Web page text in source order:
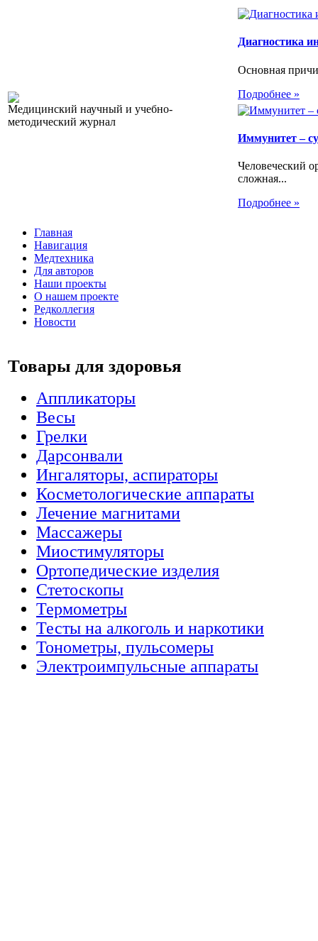
Медицинский научный и учебно-
методический журнал
Диагностика
Основная
Подробнее »
Иммунитет –
Человеческий
сложная...
Подробнее »
Главная
Навигация
Медтехника
Для авторов
Наши проекты
О нашем проекте
Редколлегия
Новости
Товары для здоровья
Аппликаторы
Весы
Грелки
Дарсонвали
Ингаляторы, аспираторы
Косметологические аппараты
Лечение магнитами
Массажеры
Миостимуляторы
Ортопедические изделия
Стетоскопы
Термометры
Тесты на алкоголь и наркотики
Тонометры, пульсомеры
Электроимпульсные аппараты